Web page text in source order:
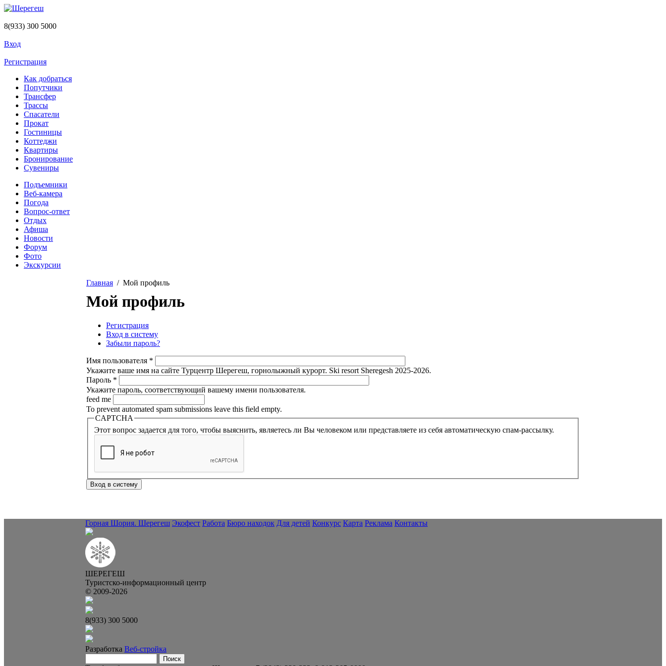
Перейти к основному содержанию
8(933) 300 5000
Вход
Регистрация
Как добраться
Попутчики
Трансфер
Трассы
Спасатели
Прокат
Гостиницы
Коттеджи
Квартиры
Бронирование
Сувениры
Подъемники
Веб-камера
Погода
Вопрос-ответ
Отдых
Афиша
Новости
Форум
Фото
Экскурсии
Вы здесь
Главная / Мой профиль
Мой профиль
Главные вкладки
Регистрация
Вход в систему
Забыли пароль?
Имя пользователя *
Укажите ваше имя на сайте Турцентр Шерегеш, горнолыжный курорт. Ski resort Sheregesh 2025-2026.
Пароль *
Укажите пароль, соответствующий вашему имени пользователя.
feed me
To prevent automated spam submissions leave this field empty.
CAPTCHA
Этот вопрос задается для того, чтобы выяснить, являетесь ли Вы человеком или представляете из себя автоматическую спам-рассылку.
Горная Шория. Шерегеш Экофест Работа Бюро находок Для детей Конкурс Карта Реклама Контакты
ШЕРЕГЕШ
Туристско-информационный центр
© 2009-2026
8(933) 300 5000
Разработка Веб-стройка